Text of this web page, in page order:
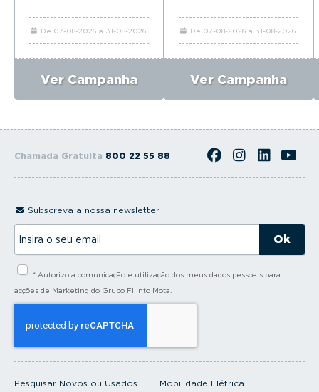
De 07-08-2026 a 31-08-2026
Ver Campanha
De 07-08-2026 a 31-08-2026
Ver Campanha
Chamada Gratuita 800 22 55 88
Pesquisar Novos ou Usados Mobilidade Elétrica
Subscreva a nossa newsletter
s
* Autorizo a comunicação e utilização dos meus dados pessoais para
acções de Marketing do Grupo Filinto Mota.